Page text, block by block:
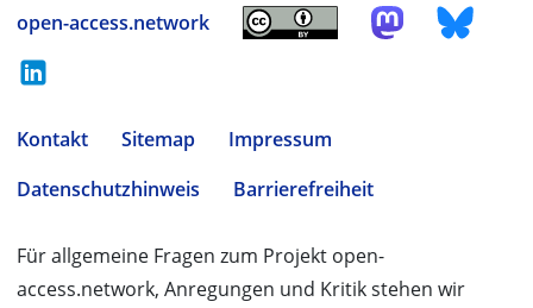
open-access.network
Kontakt Sitemap
Impressum
Datenschutzhinweis
Barrierefreiheit
Für allgemeine Fragen zum Projekt open-
access.network, Anregungen und Kritik stehen wir